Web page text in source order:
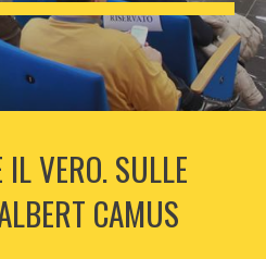
VERO. SULLE
CAMUS